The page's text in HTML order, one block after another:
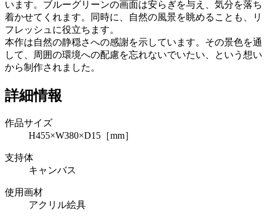
います。ブルーグリーンの画面は安らぎを与え、気分を落ち
着かせてくれます。同時に、自然の風景を眺めることも、リ
フレッシュに役立ちます。
本作は自然の静穏さへの感謝を示しています。その景色を通
して、周囲の環境への配慮を忘れないでいたい、という想い
から制作されました。
詳細情報
作品サイズ
H455×W380×D15［mm］
支持体
キャンバス
使用画材
アクリル絵具